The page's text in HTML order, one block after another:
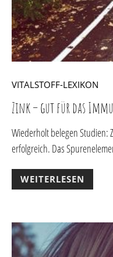
VITALSTOFF-LEXIKON
Zink – gut für das
Wiederholt belegen Studien:
erfolgreich. Das
WEITERLESEN